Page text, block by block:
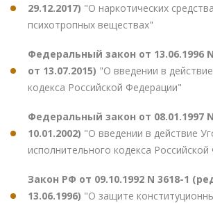
29.12.2017) "О наркотических
психотропных веществах"
Федеральный закон от 13.06.1996
от 13.07.2015) "О введении в
кодекса Российской Федерации"
Федеральный закон от 08.01.1997
10.01.2002) "О введении в действие
исполнительного кодекса
Закон РФ от 09.10.1992 N 3618-1
13.06.1996) "О защите